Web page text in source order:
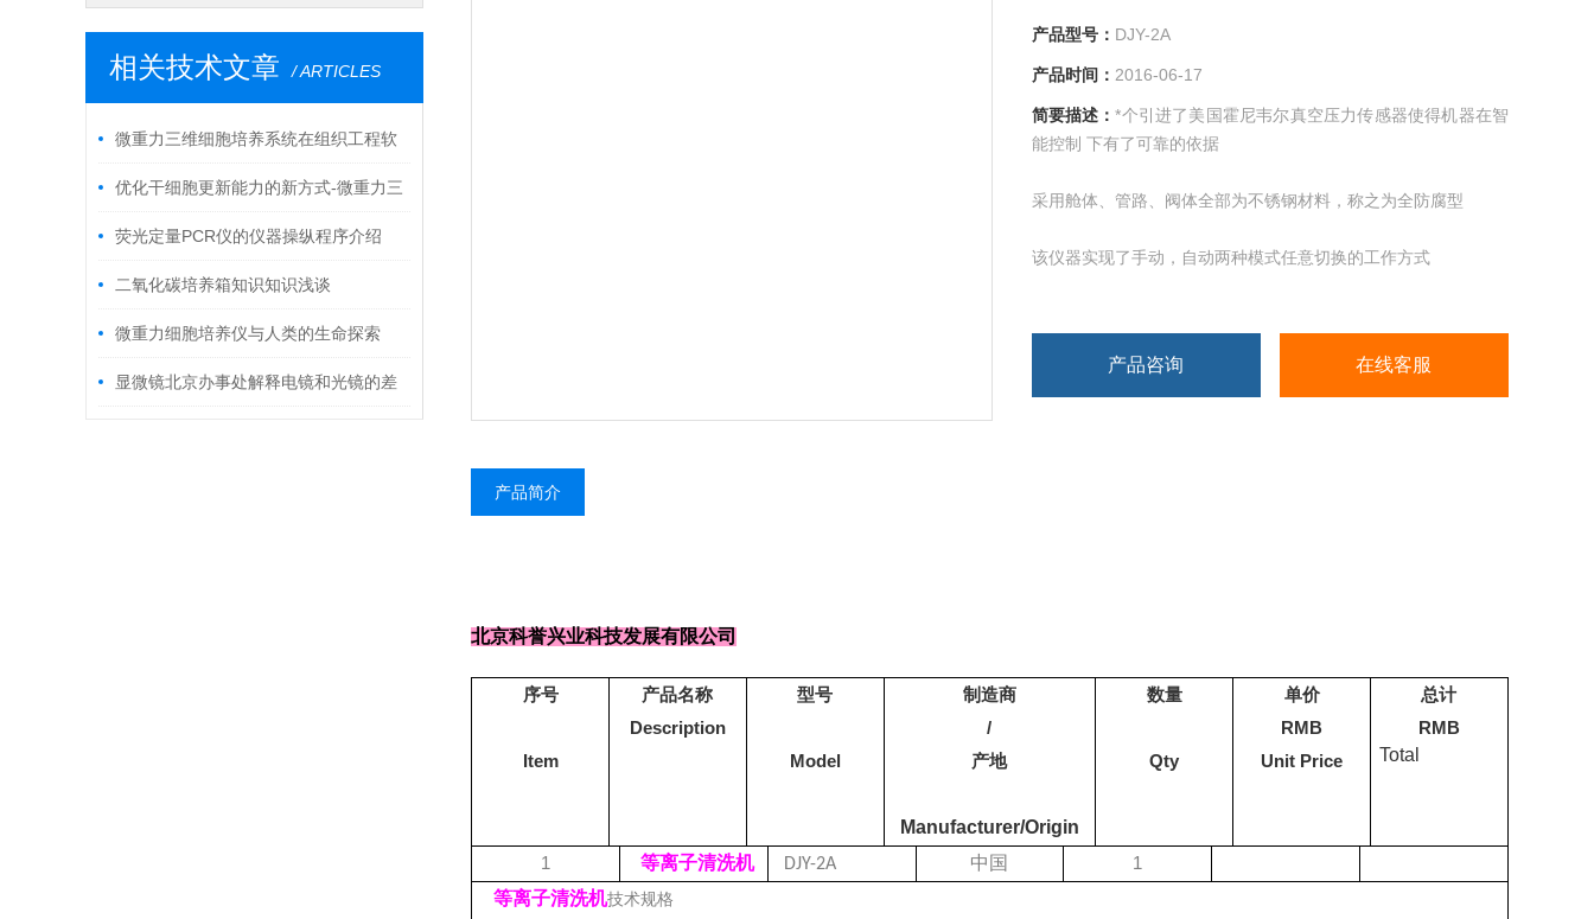
相关技术文章 / ARTICLES
微重力三维细胞培养系统在组织工程软
骨实验研究的应用
优化干细胞更新能力的新方式-微重力三
维细胞培养系统
荧光定量PCR仪的仪器操纵程序介绍
二氧化碳培养箱知识知识浅谈
微重力细胞培养仪与人类的生命探索
显微镜北京办事处解释电镜和光镜的差
产品型号： DJY-2A
产品时间： 2016-06-17
简要描述：*个引进了美国霍尼韦尔真空压力传感器使得机器在智
能控制 下有了可靠的依据
采用舱体、管路、阀体全部为不锈钢材料，称之为全防腐型
该仪器实现了手动，自动两种模式任意切换的工作方式
无需任何耗材，使用成本低
产品咨询 在线客服
产品简介
北京科誉兴业科技发展有限公司
序号
Item
产品名称
Description
型号
Model
制造商
/
产地
Manufacturer/Origin
数量
Qty
单价
RMB
Unit Price
总计
RMB
Total
1 等离子清洗机 DJY-2A 中国 1
等离子清洗机技术规格